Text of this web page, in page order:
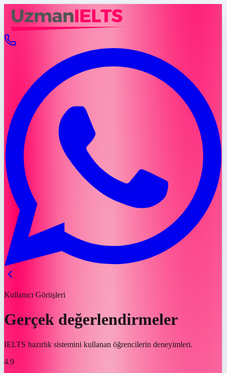
Kullanıcı Görüşleri
Gerçek değerlendirmeler
IELTS hazırlık sistemini kullanan öğrencilerin deneyimleri.
4.9